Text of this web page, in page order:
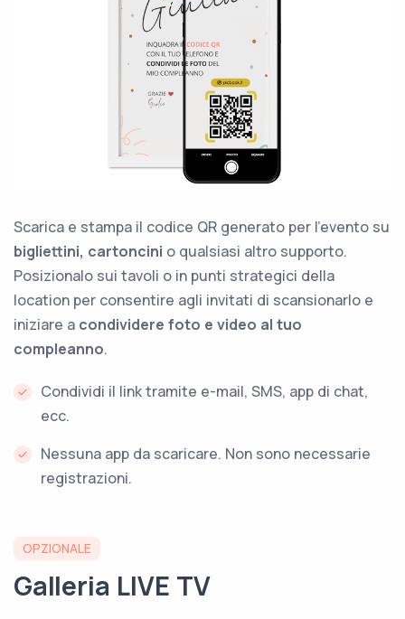
Scarica e stampa il codice QR generato per l'evento su
bigliettini, cartoncini o qualsiasi altro supporto.
Posizionalo sui tavoli o in punti strategici della
location per consentire agli invitati di scansionarlo e
iniziare a condividere foto e video al tuo
compleanno.
Condividi il link tramite e-mail, SMS, app di chat,
ecc.
Nessuna app da scaricare. Non sono necessarie
registrazioni.
OPZIONALE
Galleria LIVE TV